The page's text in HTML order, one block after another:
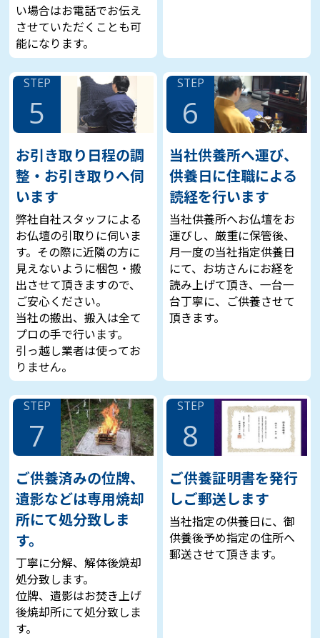
い場合はお電話でお伝え
させていただくことも可
能になります。
STEP
5
お引き取り日程の調
整・お引き取りへ伺
います
弊社自社スタッフによる
お仏壇の引取りに伺いま
す。その際に近隣の方に
見えないように梱包・搬
出させて頂きますので、
ご安心ください。
当社の搬出、搬入は全て
プロの手で行います。
引っ越し業者は使ってお
りません。
STEP
6
当社供養所へ運び、
供養日に住職による
読経を行います
当社供養所へお仏壇をお
運びし、厳重に保管後、
月一度の当社指定供養日
にて、お坊さんにお経を
読み上げて頂き、一台一
台丁寧に、ご供養させて
頂きます。
STEP
7
ご供養済みの位牌、
遺影などは専用焼却
所にて処分致しま
す。
丁寧に分解、解体後焼却
処分致します。
位牌、遺影はお焚き上げ
後焼却所にて処分致しま
す。
STEP
8
ご供養証明書を発行
しご郵送します
当社指定の供養日に、御
供養後予め指定の住所へ
郵送させて頂きます。